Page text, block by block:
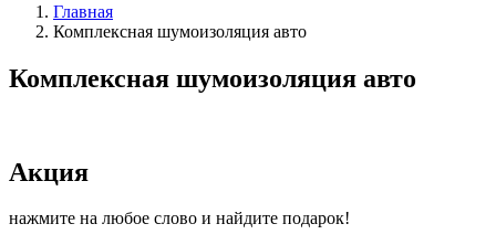
Главная
Комплексная шумоизоляция авто
Комплексная шумоизоляция авто
Акция
нажмите на любое слово и найдите подарок!